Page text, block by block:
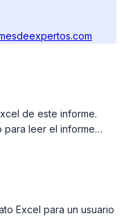
de este informe.
para leer el informe
Excel para un usuario